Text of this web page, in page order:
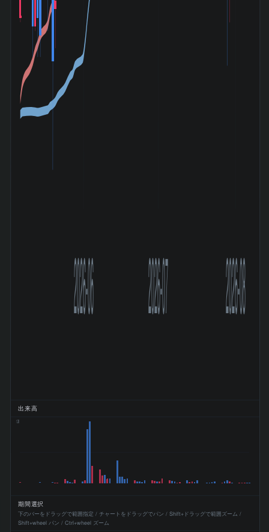
2026-06 2026-07 2026-08
出来高
1.2M
期間選択
下のバーをドラッグで範囲指定 / チャートをドラッグでパン / Shift+ドラッグで範囲ズーム /
Shift+wheel パン / Ctrl+wheel ズーム